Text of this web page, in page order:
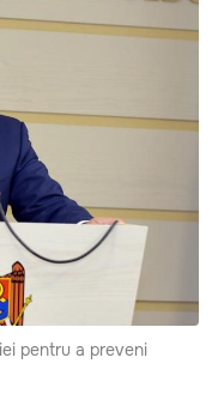
pentru a preveni